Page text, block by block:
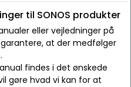
til SONOS produkter
eller vejledninger på
at der medfølger
findes i det ønskede
gøre hvad vi kan for at